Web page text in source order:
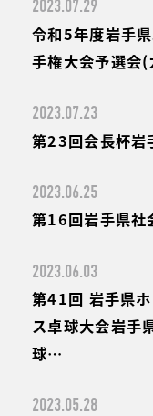
2023.07.29
令和5年度岩手
手権大会予選会
2023.07.23
第23回会長杯岩
2023.06.25
第16回岩手県社
2023.06.03
第41回 岩手県
ス卓球大会岩手
球…
2023.05.28